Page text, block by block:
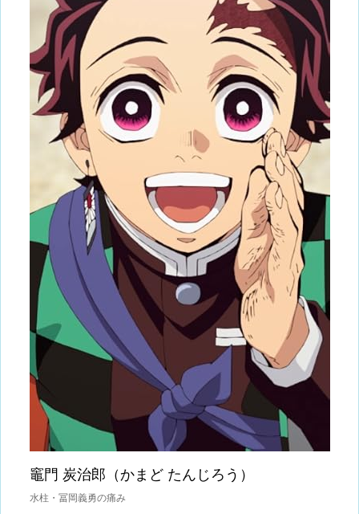
竈門 炭治郎（かまど たんじろう）
水柱・冨岡義勇の痛み